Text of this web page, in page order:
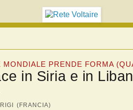
MONDIALE PRENDE FORMA
in Siria e in
(FRANCIA)